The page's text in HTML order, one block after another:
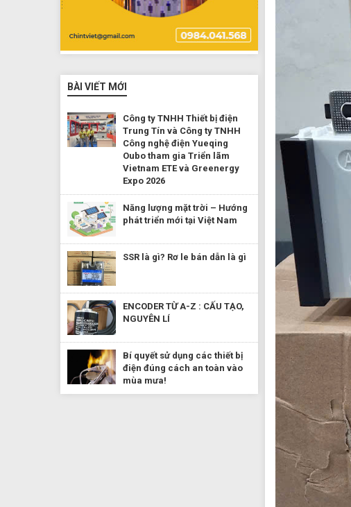
BÀI VIẾT MỚI
Công ty TNHH Thiết bị điện
Trung Tín và Công ty TNHH
Công nghệ điện Yueqing
Oubo tham gia Triển lãm
Vietnam ETE và Greenergy
Expo 2026
Năng lượng mặt trời – Hướng
phát triển mới tại Việt Nam
SSR là gì? Rơ le bán dẫn là gì
ENCODER TỪ A-Z : CẤU TẠO,
NGUYÊN LÍ
Bí quyết sử dụng các thiết bị
điện đúng cách an toàn vào
mùa mưa!